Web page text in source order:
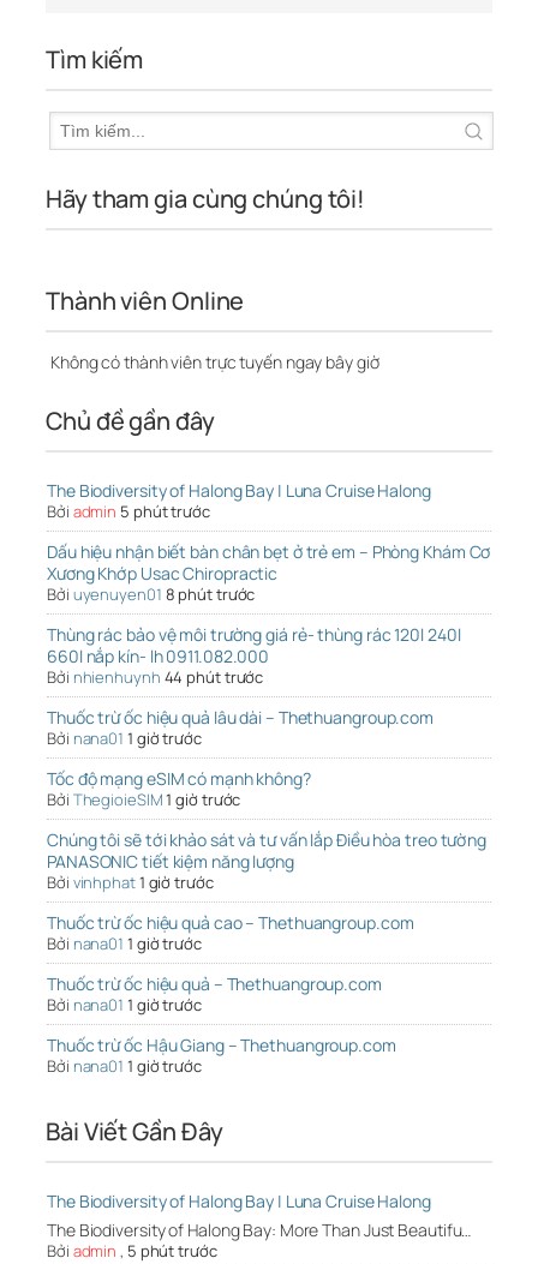
Tìm kiếm
Hãy tham gia cùng chúng tôi!
Thành viên Online
Không có thành viên trực tuyến ngay bây giờ
Chủ đề gần đây
The Biodiversity of Halong Bay | Luna Cruise Halong
Bởi admin 5 phút trước
Dấu hiệu nhận biết bàn chân bẹt ở trẻ em – Phòng Khám Cơ
Xương Khớp Usac Chiropractic
Bởi uyenuyen01 8 phút trước
Thùng rác bảo vệ môi trường giá rẻ- thùng rác 120l 240l
660l nắp kín- lh 0911.082.000
Bởi nhienhuynh 44 phút trước
Thuốc trừ ốc hiệu quả lâu dài – Thethuangroup.com
Bởi nana01 1 giờ trước
Tốc độ mạng eSIM có mạnh không?
Bởi ThegioieSIM1 giờ trước
Chúng tôi sẽ tới khảo sát và tư vấn lắp Điều hòa treo tường
PANASONIC tiết kiệm năng lượng
Bởi vinhphat1 giờ trước
Thuốc trừ ốc hiệu quả cao – Thethuangroup.com
Bởi nana01 1 giờ trước
Thuốc trừ ốc hiệu quả – Thethuangroup.com
Bởi nana01 1 giờ trước
Thuốc trừ ốc Hậu Giang – Thethuangroup.com
Bởi nana01 1 giờ trước
Bài Viết Gần Đây
The Biodiversity of Halong Bay | Luna Cruise Halong
The Biodiversity of Halong Bay: More Than Just Beautifu…
Bởi admin , 5 phút trước